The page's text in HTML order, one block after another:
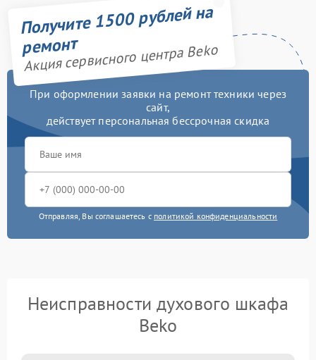
Получите 1500 рублей на
ремонт
Акция сервисного центра Beko
При оформлении заявки на ремонт техники через
сайт,
действует персональная бессрочная скидка
Отправляя, Вы соглашаетесь с политикой конфиденциальности
Неисправности духового шкафа
Beko